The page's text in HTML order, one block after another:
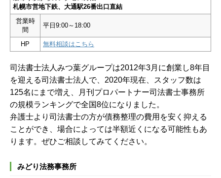
札幌市営地下鉄、大通駅26番出口直結
営業時
間
平日9:00～18:00
HP 無料相談はこちら
司法書士法人みつ葉グループは2012年3月に創業し8年目
を迎える司法書士法人で、2020年現在、スタッフ数は
125名にまで増え、月刊プロパートナー司法書士事務所
の規模ランキングで全国8位になりました。
弁護士より司法書士の方が債務整理の費用を安く抑える
ことができ、場合によっては半額近くになる可能性もあ
ります。ぜひご相談してみてください。
みどり法務事務所